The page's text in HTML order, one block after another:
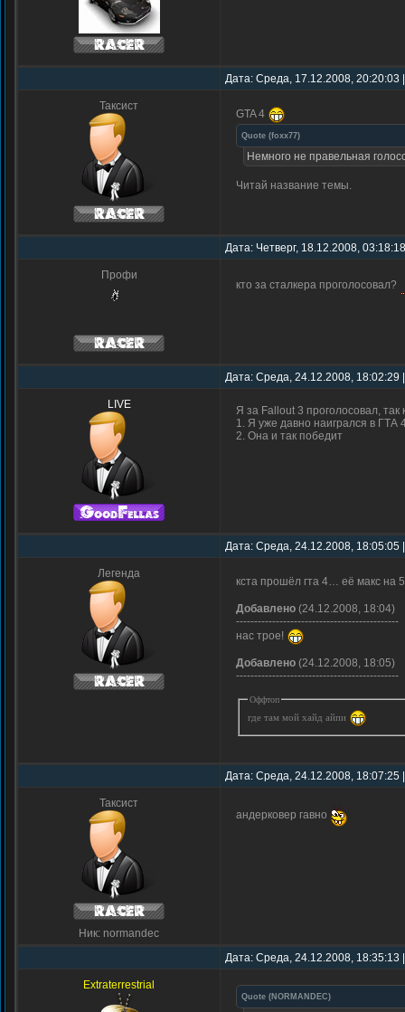
Дата: Среда, 17.12.2008,
Таксист
GTA 4
Quote (foxx77)
Немного не правельная
Читай название темы.
Дата: Четверг, 18.12.2008,
Профи
кто за сталкера проголосовал?
Дата: Среда, 24.12.2008,
LIVE
Я за Fallout 3 проголосовал, так
1. Я уже давно наигрался в ГТА
2. Она и так победит
Дата: Среда, 24.12.2008,
Легенда
кста прошёл гта 4… её макс на
Добавлено (24.12.2008, 18:04)
---------------------------------------------
нас трое!
Добавлено (24.12.2008, 18:05)
---------------------------------------------
Оффтоп
где там мой хайд айпи
Дата: Среда, 24.12.2008,
Таксист
Ник: normandec
андерковер гавно
Дата: Среда, 24.12.2008,
Extraterrestrial
Quote (NORMANDEC)